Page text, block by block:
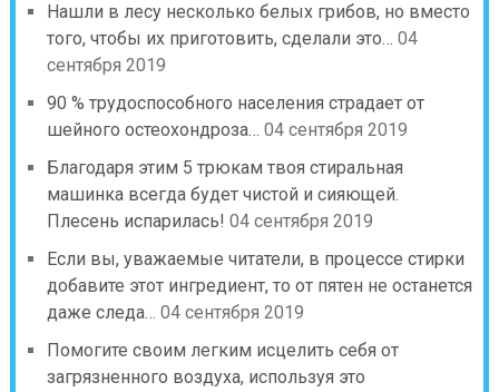
Нашли в лесу несколько белых грибов, но вместо
того, чтобы их приготовить, сделали это… 04
сентября 2019
90 % трудоспособного населения страдает от
шейного остеохондроза… 04 сентября 2019
Благодаря этим 5 трюкам твоя стиральная
машинка всегда будет чистой и сияющей.
Плесень испарилась! 04 сентября 2019
Если вы, уважаемые читатели, в процессе стирки
добавите этот ингредиент, то от пятен не останется
даже следа… 04 сентября 2019
Помогите своим легким исцелить себя от
загрязненного воздуха, используя это